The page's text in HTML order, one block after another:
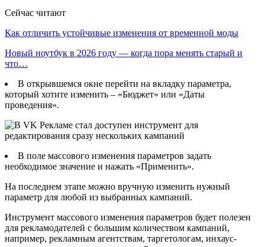
Сейчас читают
Как отличить устойчивые изменения от временной моды
Новый ноутбук в 2026 году — когда пора менять старый и
что…
В открывшемся окне перейти на вкладку параметра,
который хотите изменить – «Бюджет» или «Даты
проведения».
В поле массового изменения параметров задать
необходимое значение и нажать «Применить».
На последнем этапе можно вручную изменить нужный
параметр для любой из выбранных кампаний.
Инструмент массового изменения параметров будет полезен
для рекламодателей с большим количеством кампаний,
например, рекламным агентствам, таргетологам, инхаус-